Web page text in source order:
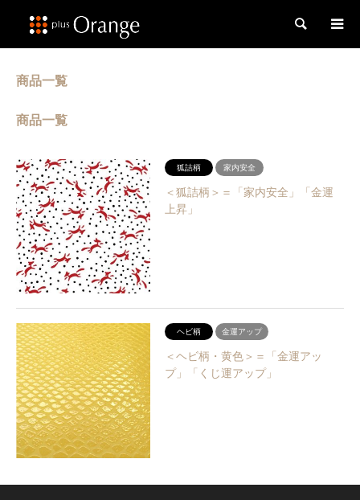
検索
商品一覧
商品一覧
狐詰柄 家内安全
＜狐詰柄＞＝「家内安全」「金運
上昇」
ヘビ柄 金運アップ
＜ヘビ柄・黄色＞＝「金運アッ
プ」「くじ運アップ」